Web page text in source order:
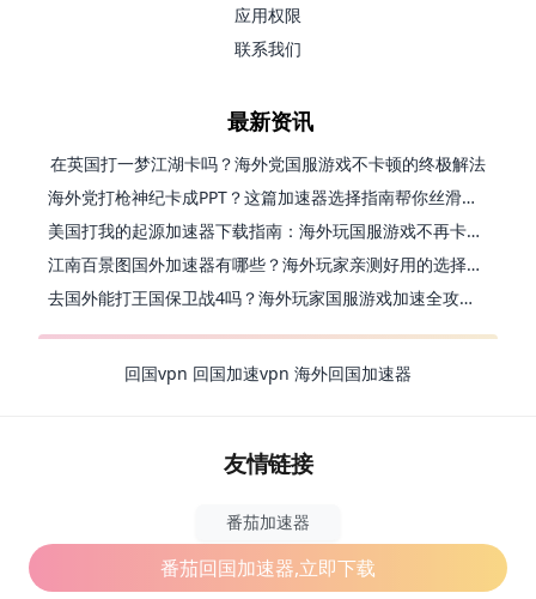
番茄回国加速器,立即下载
应用权限
联系我们
最新资讯
在英国打一梦江湖卡吗？海外党国服游戏不卡顿的终极解法
海外党打枪神纪卡成PPT？这篇加速器选择指南帮你丝滑上分
美国打我的起源加速器下载指南：海外玩国服游戏不再卡的终极方案
江南百景图国外加速器有哪些？海外玩家亲测好用的选择与避坑指南
去国外能打王国保卫战4吗？海外玩家国服游戏加速全攻略（附公主连结幻想江湖实测）
回国vpn 回国加速vpn 海外回国加速器
友情链接
番茄加速器